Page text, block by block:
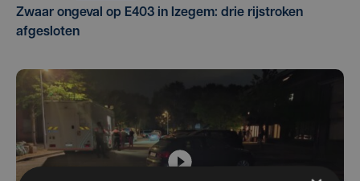
Zwaar ongeval op E403 in Izegem: drie rijstroken
afgesloten